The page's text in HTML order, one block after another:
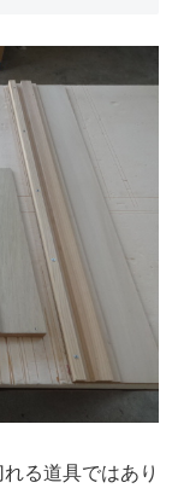
る道具ではあり